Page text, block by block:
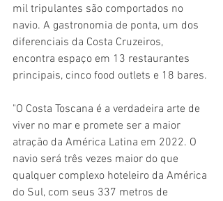
mil tripulantes são comportados no
navio. A gastronomia de ponta, um dos
diferenciais da Costa Cruzeiros,
encontra espaço em 13 restaurantes
principais, cinco food outlets e 18 bares.
"O Costa Toscana é a verdadeira arte de
viver no mar e promete ser a maior
atração da América Latina em 2022. O
navio será três vezes maior do que
qualquer complexo hoteleiro da América
do Sul, com seus 337 metros de